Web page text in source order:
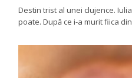
Destin trist al unei clujence.
poate. După ce i-a murit fiica